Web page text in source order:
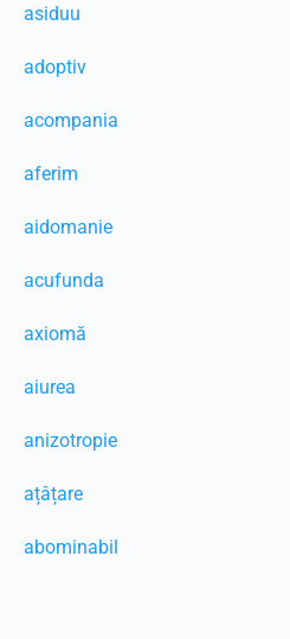
asiduu
adoptiv
acompania
aferim
aidomanie
acufunda
axiomă
aiurea
anizotropie
ațâțare
abominabil